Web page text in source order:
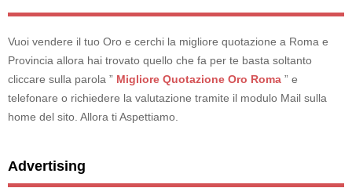
Vuoi vendere il tuo Oro e cerchi la migliore quotazione a Roma e
Provincia allora hai trovato quello che fa per te basta soltanto
cliccare sulla parola ” Migliore Quotazione Oro Roma ” e
telefonare o richiedere la valutazione tramite il modulo Mail sulla
home del sito. Allora ti Aspettiamo.
Advertising